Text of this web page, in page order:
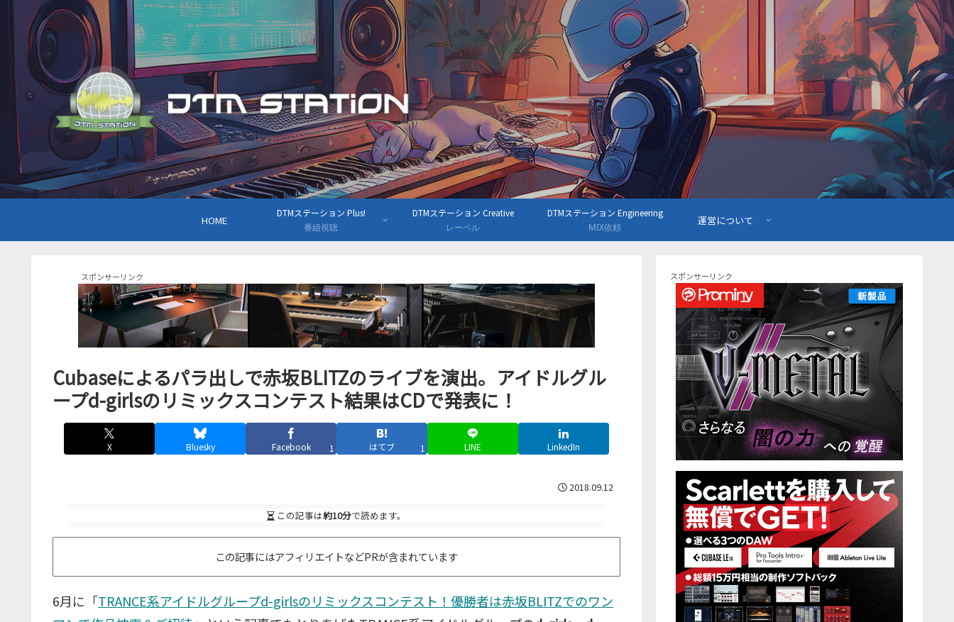
HOME
DTMステーション Plus!
番組視聴
DTMステーション Creative
レーベル
DTMステーション Engineering
MIX依頼
運営について
スポンサーリンク
Cubaseによるパラ出しで赤坂BLITZのライブを演出。アイドルグル
ープd-girlsのリミックスコンテスト結果はCDで発表に！
X Bluesky Facebook 1 はてブ 1 LINE LinkedIn
2018.09.12
この記事は約10分で読めます。
この記事にはアフィリエイトなどPRが含まれています
6月に「TRANCE系アイドルグループd-girlsのリミックスコンテスト！優勝者は赤坂BLITZでのワン
スポンサーリンク